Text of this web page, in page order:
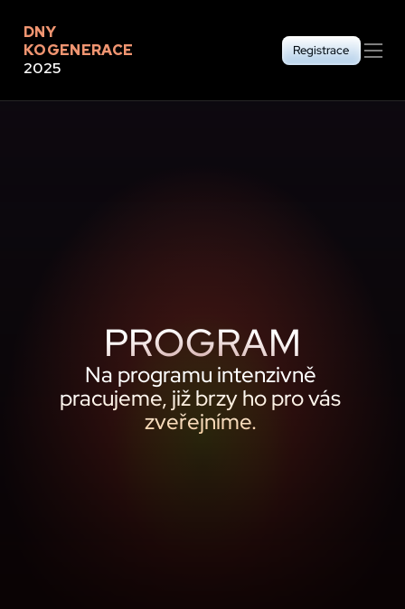
DNY
KOGENERACE
2025
Registrace
PROGRAM
Na programu intenzivně
pracujeme, již brzy ho pro vás
zveřejníme.